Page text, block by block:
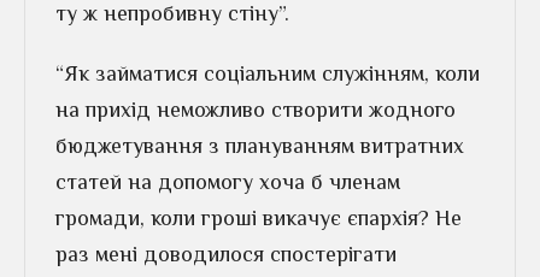
ту ж непробивну стіну”.
“Як займатися соціальним служінням, коли
на прихід неможливо створити жодного
бюджетування з плануванням витратних
статей на допомогу хоча б членам
громади, коли гроші викачує єпархія? Не
раз мені доводилося спостерігати